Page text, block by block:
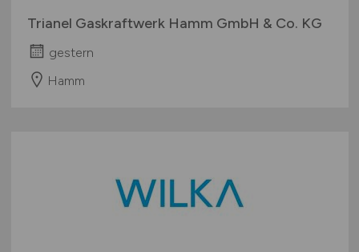
Trianel Gaskraftwerk Hamm GmbH & Co. KG
gestern
Hamm